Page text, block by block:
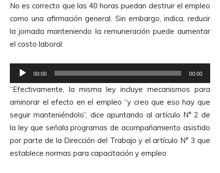
No es correcto que las 40 horas puedan destruir el empleo
como una afirmación general. Sin embargo, indica, reducir
la jornada manteniendo la remuneración puede aumentar
el costo laboral:
e
p
r
o
d
u
c
00:00 00:00
“Efectivamente, la misma ley incluye mecanismos para
aminorar el efecto en el empleo “y creo que eso hay que
seguir manteniéndolo”, dice apuntando al artículo N° 2 de
la ley que señala programas de acompañamiento asistido
por parte de la Dirección del Trabajo y el artículo N° 3 que
establece normas para capacitación y empleo.